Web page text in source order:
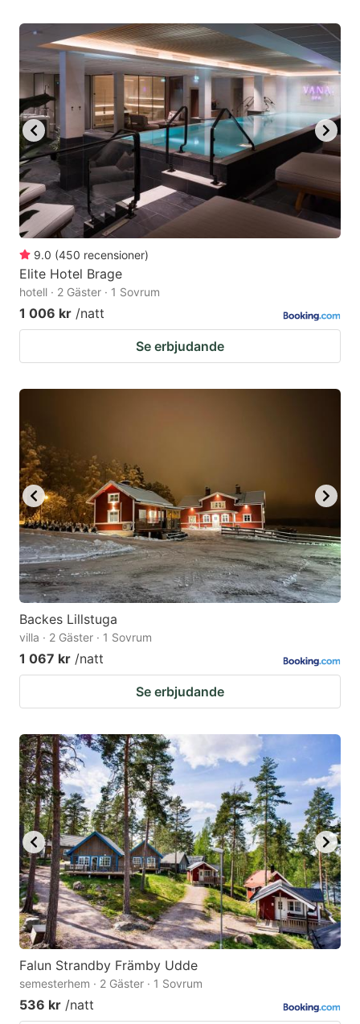
9.0 (450 recensioner)
Elite Hotel Brage
hotell · 2 Gäster · 1 Sovrum
1 006 kr /natt
Se erbjudande
Backes Lillstuga
villa · 2 Gäster · 1 Sovrum
1 067 kr /natt
Se erbjudande
Falun Strandby Främby Udde
semesterhem · 2 Gäster · 1 Sovrum
536 kr /natt